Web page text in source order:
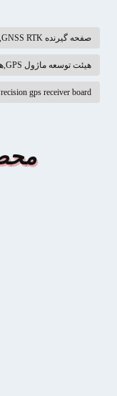
صفحه گیرنده GNSS RTK,صفحه نمایش GNSS,صفحه گیرنده GPS با دقت بالا
هیئت توسعه ماژول GPS,هیئت توسعه الگوریتم RTK,هیئت توسعه فرکانس های چندگانه
Precision gps receiver board